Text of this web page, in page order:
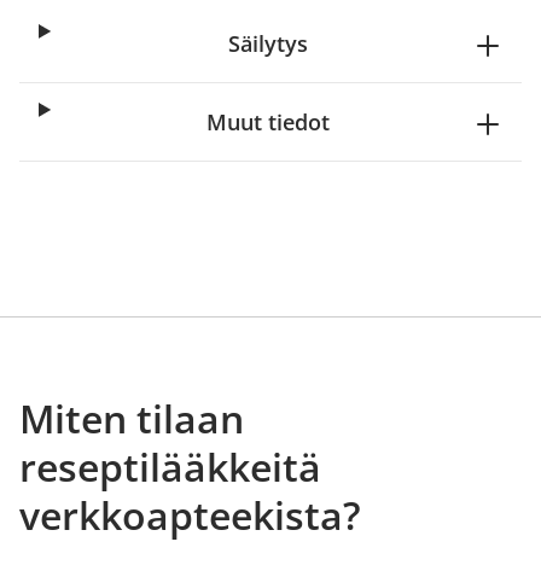
Säilytys
Muut tiedot
Miten tilaan
reseptilääkkeitä
verkkoapteekista?